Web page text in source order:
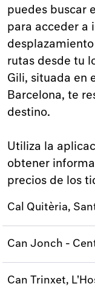
puedes buscar
para acceder a
rutas desde tu
Gili, situada en
Barcelona, te
destino.
Utiliza la
obtener
precios de los
Cal Quitèria,
Can Jonch -
Can Trinxet,